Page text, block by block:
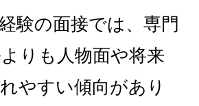
験の面接では、専門
りも人物面や将来
やすい傾向があり